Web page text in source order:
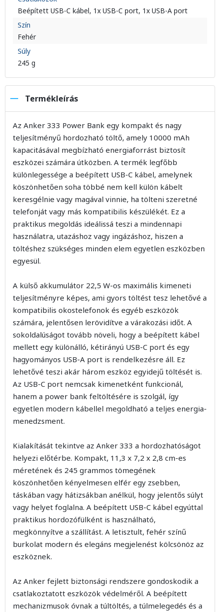
Beépített USB-C kábel, 1x USB-C port, 1x USB-A port
Szín
Fehér
Súly
245 g
Termékleírás
Az Anker 333 Power Bank egy kompakt és nagy
teljesítményű hordozható töltő, amely 10000 mAh
kapacitásával megbízható energiaforrást biztosít
eszközei számára útközben. A termék legfőbb
különlegessége a beépített USB-C kábel, amelynek
köszönhetően soha többé nem kell külön kábelt
keresgélnie vagy magával vinnie, ha tölteni szeretné
telefonját vagy más kompatibilis készülékét. Ez a
praktikus megoldás ideálissá teszi a mindennapi
használatra, utazáshoz vagy ingázáshoz, hiszen a
töltéshez szükséges minden elem egyetlen eszközben
egyesül.
A külső akkumulátor 22,5 W-os maximális kimeneti
teljesítményre képes, ami gyors töltést tesz lehetővé a
kompatibilis okostelefonok és egyéb eszközök
számára, jelentősen lerövidítve a várakozási időt. A
sokoldalúságot tovább növeli, hogy a beépített kábel
mellett egy különálló, kétirányú USB-C port és egy
hagyományos USB-A port is rendelkezésre áll. Ez
lehetővé teszi akár három eszköz egyidejű töltését is.
Az USB-C port nemcsak kimenetként funkcionál,
hanem a power bank feltöltésére is szolgál, így
egyetlen modern kábellel megoldható a teljes energia-
menedzsment.
Kialakítását tekintve az Anker 333 a hordozhatóságot
helyezi előtérbe. Kompakt, 11,3 x 7,2 x 2,8 cm-es
méretének és 245 grammos tömegének
köszönhetően kényelmesen elfér egy zsebben,
táskában vagy hátizsákban anélkül, hogy jelentős súlyt
vagy helyet foglalna. A beépített USB-C kábel egyúttal
praktikus hordozófülként is használható,
megkönnyítve a szállítást. A letisztult, fehér színű
burkolat modern és elegáns megjelenést kölcsönöz az
eszköznek.
Az Anker fejlett biztonsági rendszere gondoskodik a
csatlakoztatott eszközök védelméről. A beépített
mechanizmusok óvnak a túltöltés, a túlmelegedés és a